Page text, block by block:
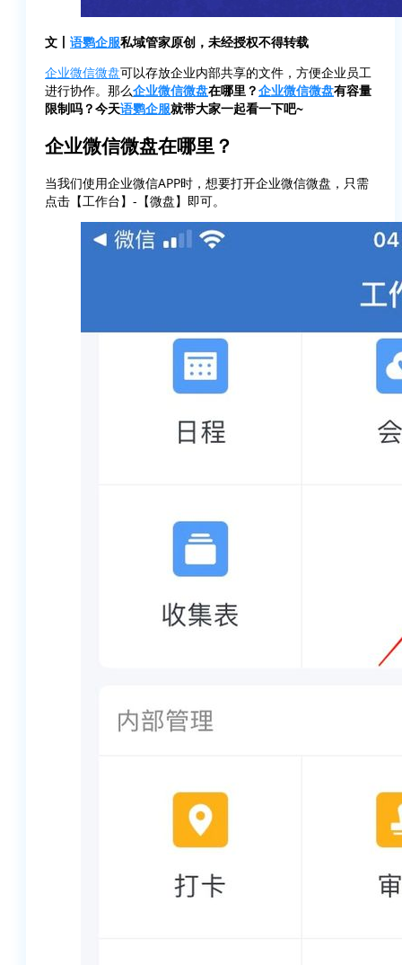
文丨 语鹦企服私域管家原创，未经授权不得转载
企业微信微盘可以存放企业内部共享的文件，方便企业员工
进行协作。那么企业微信微盘在哪里？企业微信微盘有容量
限制吗？今天语鹦企服就带大家一起看一下吧~
企业微信微盘在哪里？
当我们使用企业微信APP时，想要打开企业微信微盘，只需
点击【工作台】-【微盘】即可。